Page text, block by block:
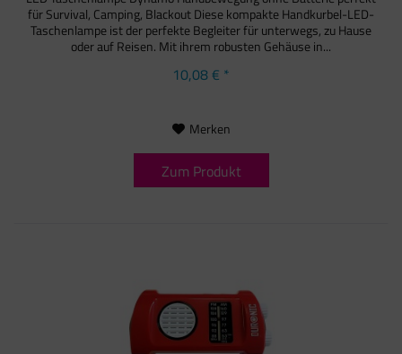
für Survival, Camping, Blackout Diese kompakte Handkurbel-LED-
Taschenlampe ist der perfekte Begleiter für unterwegs, zu Hause
oder auf Reisen. Mit ihrem robusten Gehäuse in...
10,08 € *
Merken
Zum Produkt